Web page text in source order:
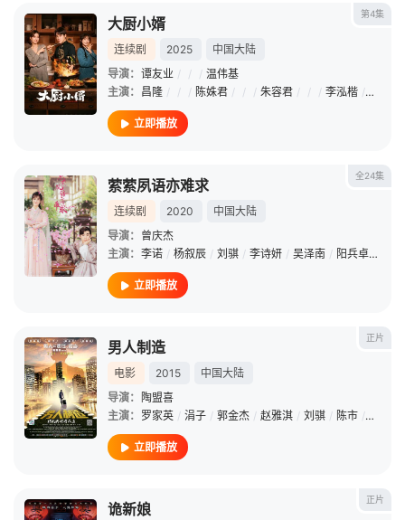
第4集
大厨小婿
连续剧 2025
中国大陆
导演： 谭友业 / / / 温伟基
主演： 昌隆 / / / 陈姝君 / / / 朱容君 / / / 李泓楷 / /
立即播放
全24集
萦萦夙语亦难求
连续剧 2020
中国大陆
导演： 曾庆杰
主演： 李诺 / 杨叙辰 / 刘骐 / 李诗妍 / 吴泽南 / 阳兵卓 /
立即播放
正片
男人制造
电影 2015
中国大陆
导演：
陶盟喜
主演： 罗家英 / 涓子 / 郭金杰 / 赵雅淇 / 刘骐 / 陈市 / 王飞鸿
立即播放
正片
诡新娘